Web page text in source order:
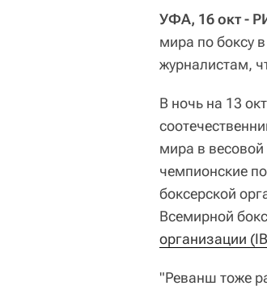
УФА, 16 окт -
мира по боксу
журналистам,
В ночь на 13
мира в
чемпионские
боксерской
Всемирной
организации
"Реванш тоже